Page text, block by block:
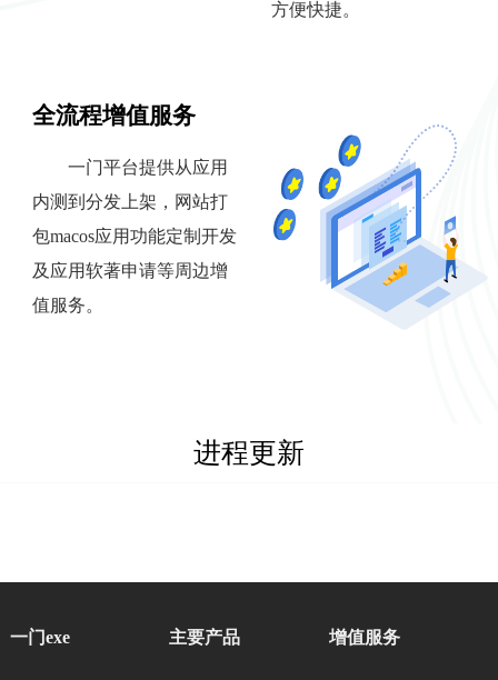
方便快捷。
全流程增值服务
一门平台提供从应用
内测到分发上架，网站打
包macos应用功能定制开发
及应用软著申请等周边增
值服务。
进程更新
一门exe 主要产品 增值服务